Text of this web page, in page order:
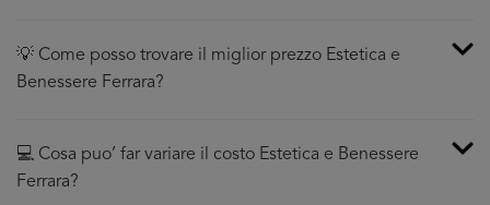
💡 Come posso trovare il miglior prezzo Estetica e
Benessere Ferrara?
💻 Cosa puo’ far variare il costo Estetica e Benessere
Ferrara?